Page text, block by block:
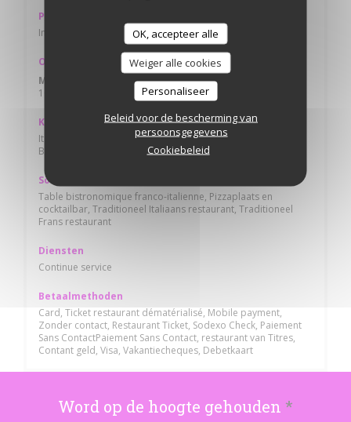
OK, accepteer alle
Weiger alle cookies
Personaliseer
Beleid voor de bescherming van
persoonsgegevens
Cookiebeleid
Parkeren
Interparking Montparnasse 11 Rue de l'Arrivée, 75015 Paris
Openingstijden
Maa
10:00 - 01:00
Keuken
Italiaans vers voedsel, Frans-Italiaanse, Traditioneel Frans,
Bistronomique
Soort bedrijf
Table bistronomique franco-italienne, Pizzaplaats en
cocktailbar, Traditioneel Italiaans restaurant, Traditioneel
Frans restaurant
Diensten
Continue service
Betaalmethoden
Card, Ticket restaurant dématérialisé, Mobile payment,
Zonder contact, Restaurant Ticket, Sodexo Check, Paiement
Sans ContactPaiement Sans Contact, restaurant van Titres,
Contant geld, Visa, Vakantiecheques, Debetkaart
Word op de hoogte gehouden *